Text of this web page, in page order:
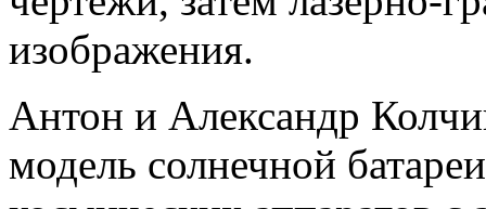
изображения.
Антон и Александр
модель солнечной